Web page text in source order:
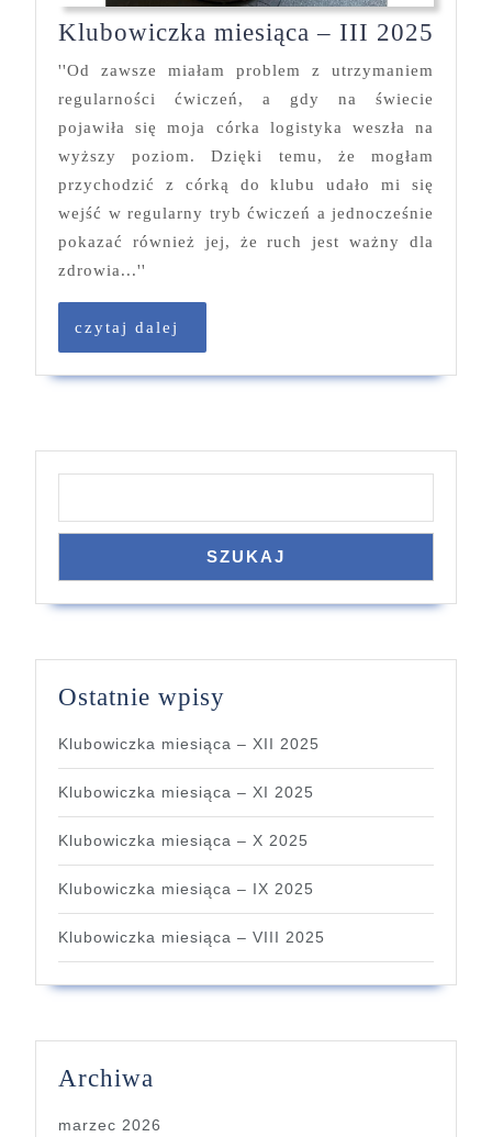
Klubowiczka miesiąca – III 2025
''Od zawsze miałam problem z utrzymaniem
regularności ćwiczeń, a gdy na świecie
pojawiła się moja córka logistyka weszła na
wyższy poziom. Dzięki temu, że mogłam
przychodzić z córką do klubu udało mi się
wejść w regularny tryb ćwiczeń a jednocześnie
pokazać również jej, że ruch jest ważny dla
zdrowia...''
czytaj dalej
dalej
Szukaj
SZUKAJ
Ostatnie wpisy
Klubowiczka miesiąca – XII 2025
Klubowiczka miesiąca – XI 2025
Klubowiczka miesiąca – X 2025
Klubowiczka miesiąca – IX 2025
Klubowiczka miesiąca – VIII 2025
Archiwa
marzec 2026